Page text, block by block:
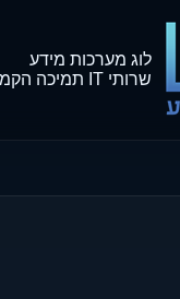
לוג מערכות מידע
שרותי IT תמיכה הקמה ויעוץ